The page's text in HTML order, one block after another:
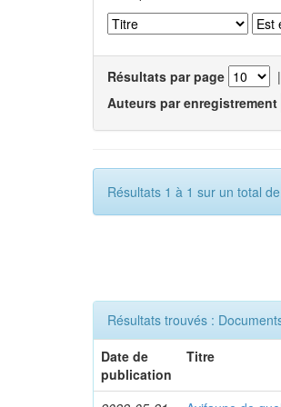
Résultats par page |
Auteurs par enregistrement
Résultats 1 à 1 sur un total
Résultats trouvés :
Date de
publication
Titre